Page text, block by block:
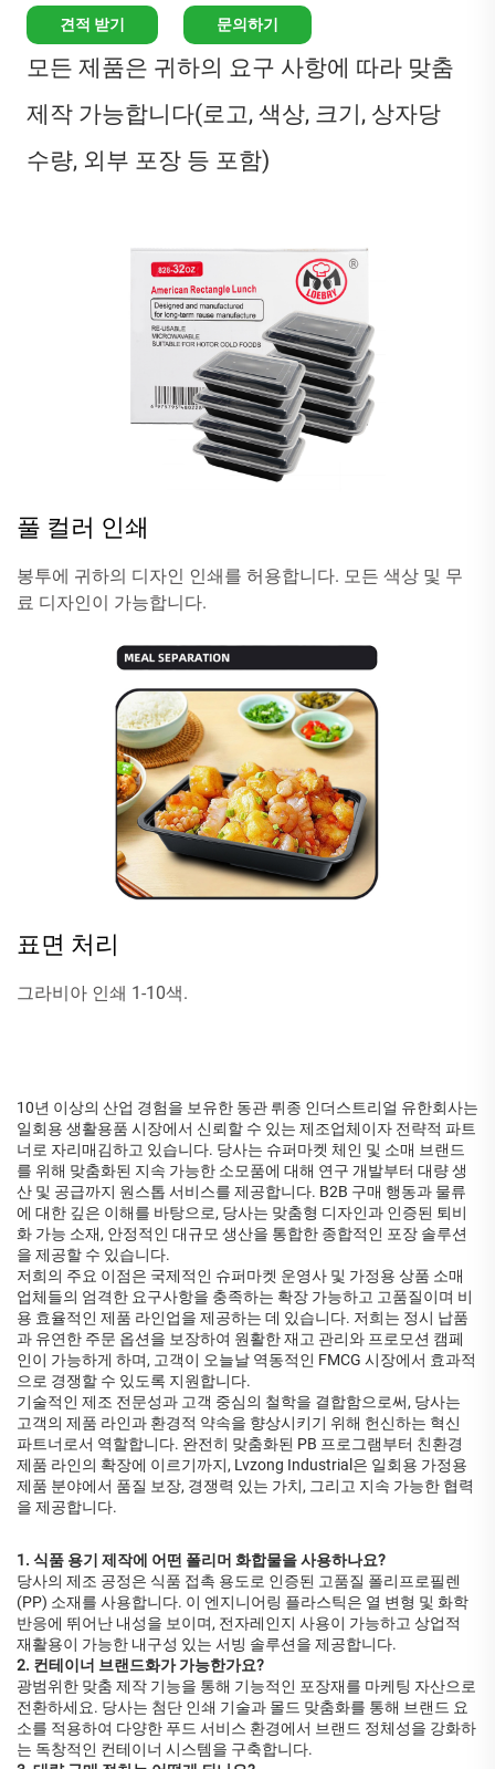
견적 받기 문의하기
모든 제품은 귀하의 요구 사항에 따라 맞춤
제작 가능합니다(로고, 색상, 크기, 상자당
수량, 외부 포장 등 포함)
풀 컬러 인쇄
봉투에 귀하의 디자인 인쇄를 허용합니다. 모든 색상 및 무
료 디자인이 가능합니다.
표면 처리
그라비아 인쇄 1-10색.
10년 이상의 산업 경험을 보유한 동관 뤼종 인더스트리얼 유한회사는
일회용 생활용품 시장에서 신뢰할 수 있는 제조업체이자 전략적 파트
너로 자리매김하고 있습니다. 당사는 슈퍼마켓 체인 및 소매 브랜드
를 위해 맞춤화된 지속 가능한 소모품에 대해 연구 개발부터 대량 생
산 및 공급까지 원스톱 서비스를 제공합니다. B2B 구매 행동과 물류
에 대한 깊은 이해를 바탕으로, 당사는 맞춤형 디자인과 인증된 퇴비
화 가능 소재, 안정적인 대규모 생산을 통합한 종합적인 포장 솔루션
을 제공할 수 있습니다.
저희의 주요 이점은 국제적인 슈퍼마켓 운영사 및 가정용 상품 소매
업체들의 엄격한 요구사항을 충족하는 확장 가능하고 고품질이며 비
용 효율적인 제품 라인업을 제공하는 데 있습니다. 저희는 정시 납품
과 유연한 주문 옵션을 보장하여 원활한 재고 관리와 프로모션 캠페
인이 가능하게 하며, 고객이 오늘날 역동적인 FMCG 시장에서 효과적
으로 경쟁할 수 있도록 지원합니다.
기술적인 제조 전문성과 고객 중심의 철학을 결합함으로써, 당사는
고객의 제품 라인과 환경적 약속을 향상시키기 위해 헌신하는 혁신
파트너로서 역할합니다. 완전히 맞춤화된 PB 프로그램부터 친환경
제품 라인의 확장에 이르기까지, Lvzong Industrial은 일회용 가정용
제품 분야에서 품질 보장, 경쟁력 있는 가치, 그리고 지속 가능한 협력
을 제공합니다.
1. 식품 용기 제작에 어떤 폴리머 화합물을 사용하나요?
당사의 제조 공정은 식품 접촉 용도로 인증된 고품질 폴리프로필렌
(PP) 소재를 사용합니다. 이 엔지니어링 플라스틱은 열 변형 및 화학
반응에 뛰어난 내성을 보이며, 전자레인지 사용이 가능하고 상업적
재활용이 가능한 내구성 있는 서빙 솔루션을 제공합니다.
2. 컨테이너 브랜드화가 가능한가요?
광범위한 맞춤 제작 기능을 통해 기능적인 포장재를 마케팅 자산으로
전환하세요. 당사는 첨단 인쇄 기술과 몰드 맞춤화를 통해 브랜드 요
소를 적용하여 다양한 푸드 서비스 환경에서 브랜드 정체성을 강화하
는 독창적인 컨테이너 시스템을 구축합니다.